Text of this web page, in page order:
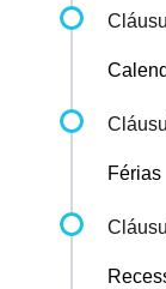
Férias